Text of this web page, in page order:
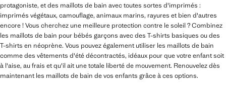
protagoniste, et des maillots de bain avec toutes sortes d'imprimés :
imprimés végétaux, camouflage, animaux marins, rayures et bien d'autres
encore ! Vous cherchez une meilleure protection contre le soleil ? Combinez
les maillots de bain pour bébés garçons avec des T-shirts basiques ou des
T-shirts en néoprène. Vous pouvez également utiliser les maillots de bain
comme des vêtements d'été décontractés, idéaux pour que votre enfant soit
à l'aise, au frais et qu'il ait une totale liberté de mouvement. Renouvelez dès
maintenant les maillots de bain de vos enfants grâce à ces options.